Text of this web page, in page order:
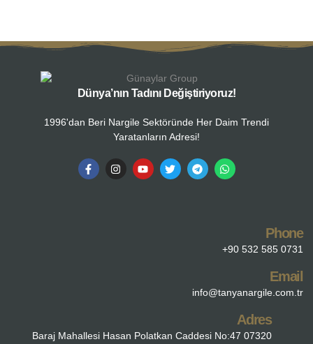
Dünya’nın Tadını Değiştiriyoruz!
1996'dan Beri Nargile Sektöründe Her Daim Trendi
Yaratanların Adresi!
Phone
+90 532 585 0731
Email
info@tanyanargile.com.tr
Adres
Baraj Mahallesi Hasan Polatkan Caddesi No:47 07320